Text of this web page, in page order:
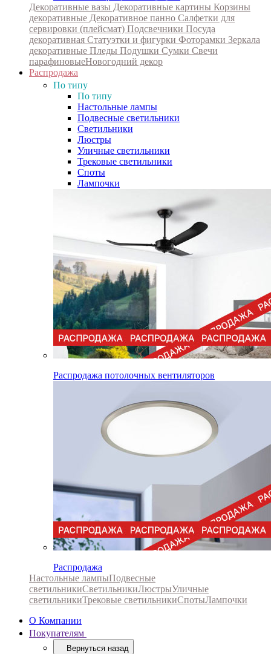
Декоративные вазы Декоративные картины Корзины
декоративные Декоративное панно Салфетки для
сервировки (плейсмат) Подсвечники Посуда
декоративная Статуэтки и фигурки Фоторамки Зеркала
декоративные Пледы Подушки Сумки Свечи
парафиновыеНовогодний декор
Распродажа
По типу
По типу
Настольные лампы
Подвесные светильники
Светильники
Люстры
Уличные светильники
Трековые светильники
Споты
Лампочки
Распродажа потолочных вентиляторов
Распродажа
Настольные лампыПодвесные
светильникиСветильникиЛюстрыУличные
светильникиТрековые светильникиСпотыЛампочки
О Компании
Покупателям
Вернуться назад